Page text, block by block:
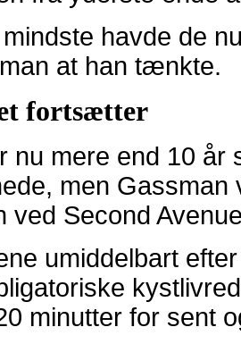
havde de
at han tænkte.
fortsætter
nu mere end 10 år
men
ved Second
umiddelbart
minutter for sent